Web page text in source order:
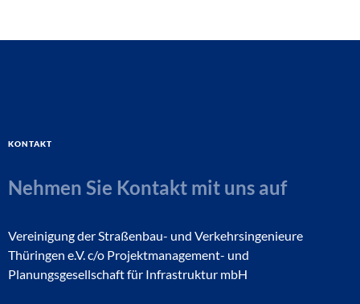
Kontakt
Nehmen Sie Kontakt mit uns auf
Vereinigung der Straßenbau- und Verkehrsingenieure
Thüringen e.V. c/o Projektmanagement- und
Planungsgesellschaft für Infrastruktur mbH